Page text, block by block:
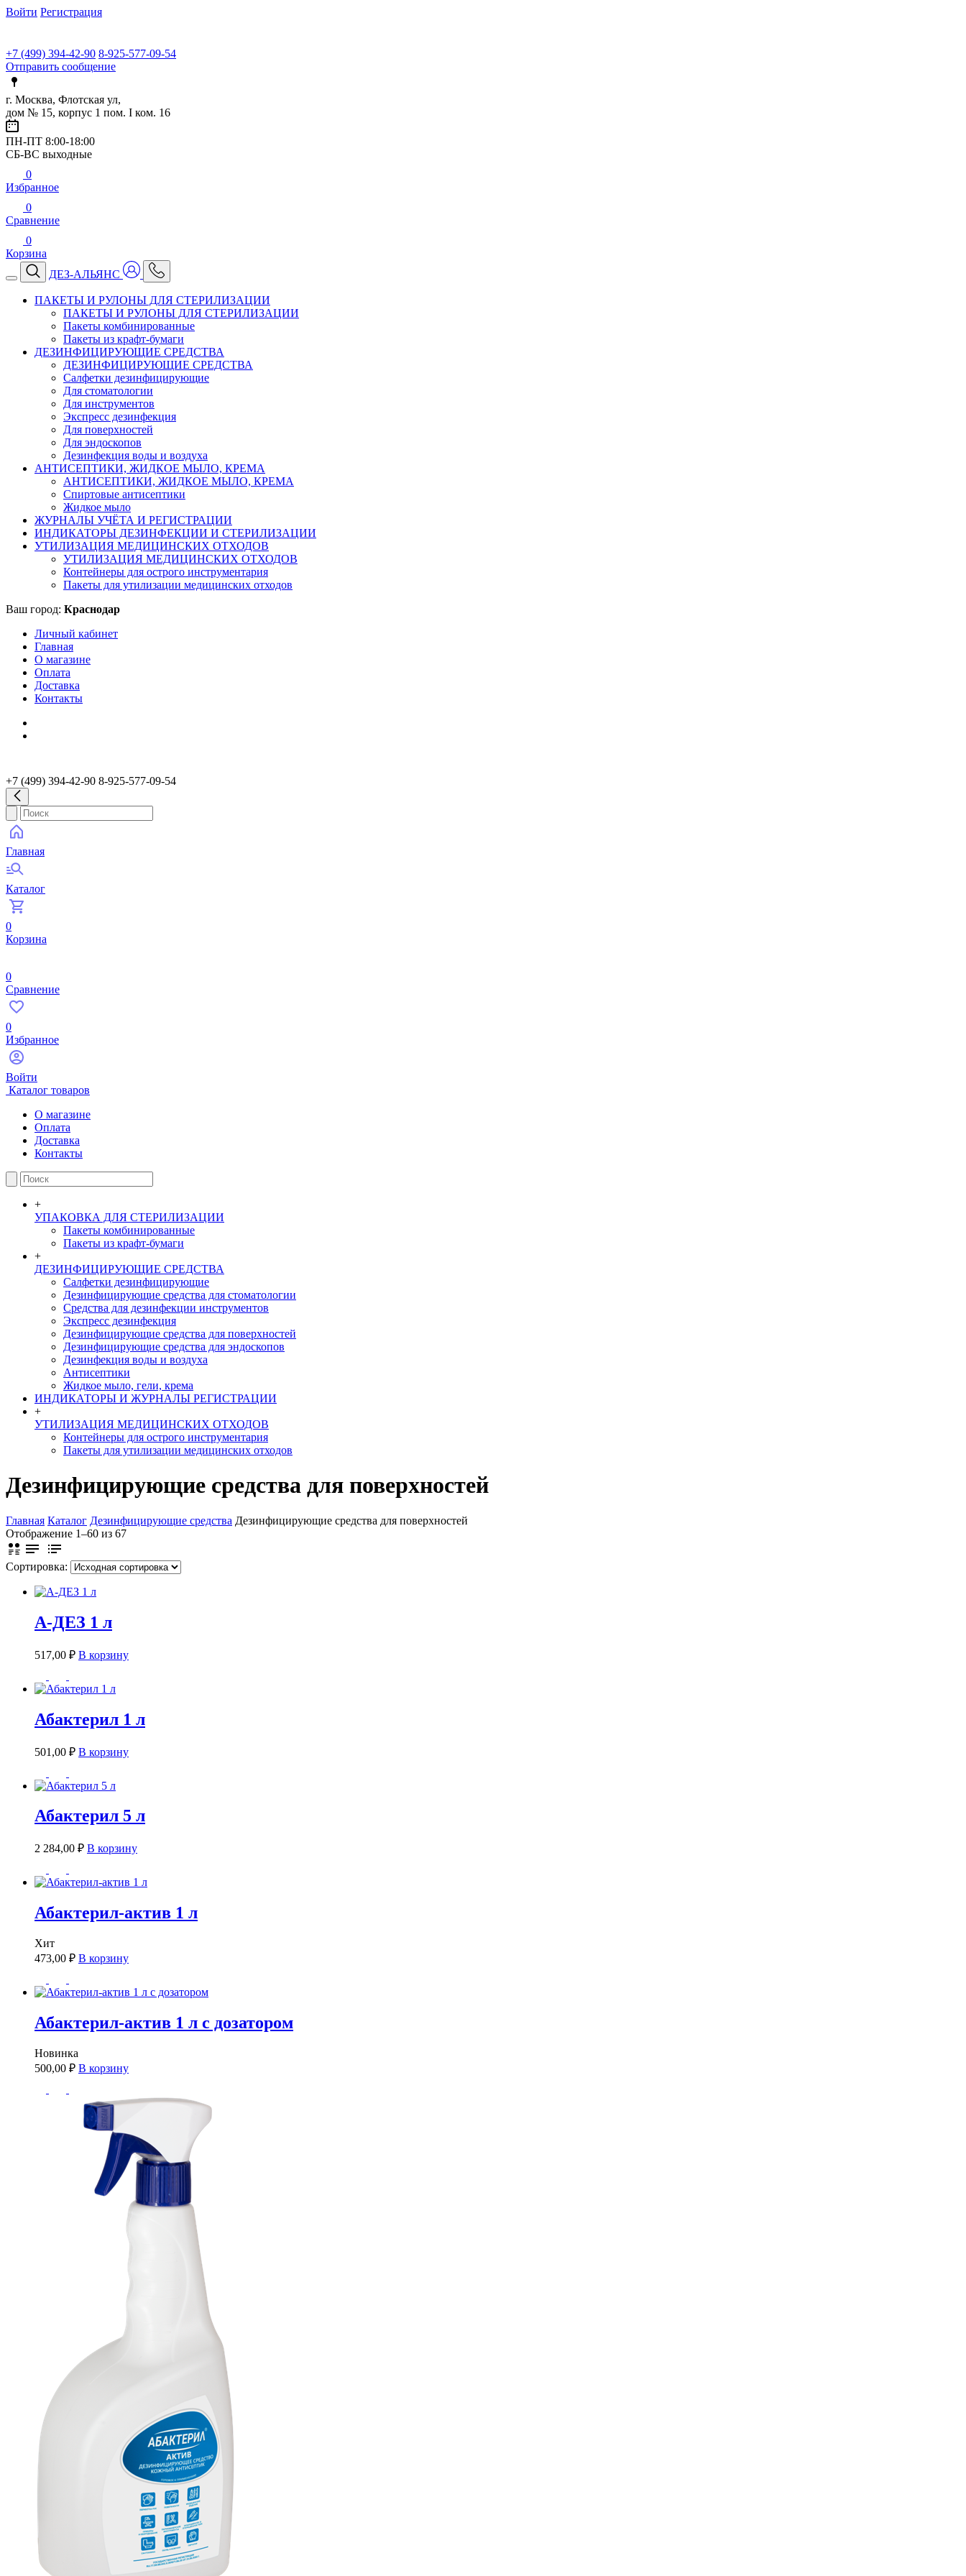
Войти Регистрация
+7 (499) 394-42-90 8-925-577-09-54
Отправить сообщение
г. Москва, Флотская ул,
дом № 15, корпус 1 пом. I ком. 16
ПН-ПТ 8:00-18:00
СБ-ВС выходные
0
Избранное
0
Сравнение
0
Корзина
ДЕЗ-АЛЬЯНС
ПАКЕТЫ И РУЛОНЫ ДЛЯ СТЕРИЛИЗАЦИИ
ПАКЕТЫ И РУЛОНЫ ДЛЯ СТЕРИЛИЗАЦИИ
Пакеты комбинированные
Пакеты из крафт-бумаги
ДЕЗИНФИЦИРУЮЩИЕ СРЕДСТВА
ДЕЗИНФИЦИРУЮЩИЕ СРЕДСТВА
Салфетки дезинфицирующие
Для стоматологии
Для инструментов
Экспресс дезинфекция
Для поверхностей
Для эндоскопов
Дезинфекция воды и воздуха
АНТИСЕПТИКИ, ЖИДКОЕ МЫЛО, КРЕМА
АНТИСЕПТИКИ, ЖИДКОЕ МЫЛО, КРЕМА
Спиртовые антисептики
Жидкое мыло
ЖУРНАЛЫ УЧЁТА И РЕГИСТРАЦИИ
ИНДИКАТОРЫ ДЕЗИНФЕКЦИИ И СТЕРИЛИЗАЦИИ
УТИЛИЗАЦИЯ МЕДИЦИНСКИХ ОТХОДОВ
УТИЛИЗАЦИЯ МЕДИЦИНСКИХ ОТХОДОВ
Контейнеры для острого инструментария
Пакеты для утилизации медицинских отходов
Ваш город: Краснодар
Личный кабинет
Главная
О магазине
Оплата
Доставка
Контакты
+7 (499) 394-42-90 8-925-577-09-54
Главная
Каталог
0
Корзина
0
Сравнение
0
Избранное
Войти
Каталог товаров
О магазине
Оплата
Доставка
Контакты
+
УПАКОВКА ДЛЯ СТЕРИЛИЗАЦИИ
Пакеты комбинированные
Пакеты из крафт-бумаги
+
ДЕЗИНФИЦИРУЮЩИЕ СРЕДСТВА
Салфетки дезинфицирующие
Дезинфицирующие средства для стоматологии
Средства для дезинфекции инструментов
Экспресс дезинфекция
Дезинфицирующие средства для поверхностей
Дезинфицирующие средства для эндоскопов
Дезинфекция воды и воздуха
Антисептики
Жидкое мыло, гели, крема
ИНДИКАТОРЫ И ЖУРНАЛЫ РЕГИСТРАЦИИ
+
УТИЛИЗАЦИЯ МЕДИЦИНСКИХ ОТХОДОВ
Контейнеры для острого инструментария
Пакеты для утилизации медицинских отходов
Дезинфицирующие средства для поверхностей
Главная Каталог Дезинфицирующие средства Дезинфицирующие средства для поверхностей
Отображение 1–60 из 67
Сортировка:
А-ДЕЗ 1 л
517,00 ₽ В корзину
Абактерил 1 л
501,00 ₽ В корзину
Абактерил 5 л
2 284,00 ₽ В корзину
Абактерил-актив 1 л
Хит
473,00 ₽ В корзину
Абактерил-актив 1 л с дозатором
Новинка
500,00 ₽ В корзину